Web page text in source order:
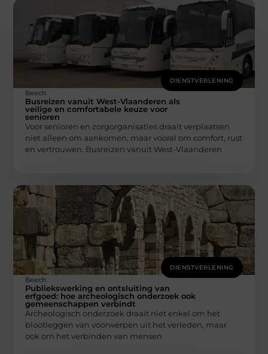
DIENSTVERLENING
Beech
Busreizen vanuit West-Vlaanderen als
veilige en comfortabele keuze voor
senioren
Voor senioren en zorgorganisaties draait verplaatsen
niet alleen om aankomen, maar vooral om comfort, rust
en vertrouwen. Busreizen vanuit West-Vlaanderen
DIENSTVERLENING
Beech
Publiekswerking en ontsluiting van
erfgoed: hoe archeologisch onderzoek ook
gemeenschappen verbindt
Archeologisch onderzoek draait niet enkel om het
blootleggen van voorwerpen uit het verleden, maar
ook om het verbinden van mensen